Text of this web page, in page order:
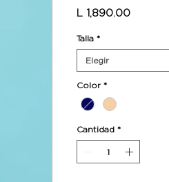
L 1,890.00Precio
Talla *
Elegir
Color *
Cantidad *